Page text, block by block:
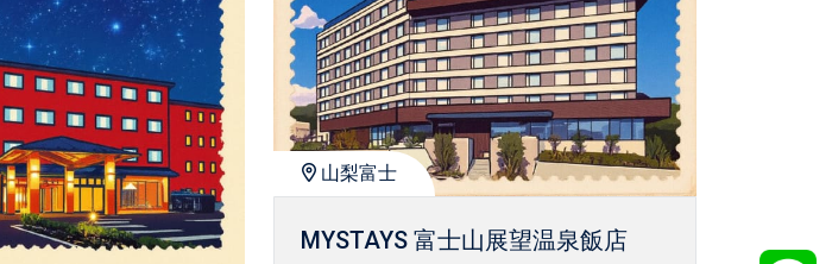
沖繩包車中文司機
山梨富士
MYSTAYS 富士山展望温泉飯店